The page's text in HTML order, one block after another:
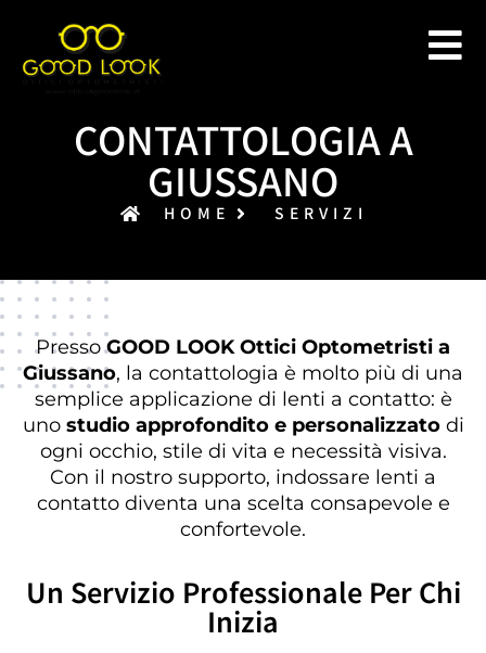
CONTATTOLOGIA A
GIUSSANO
HOME SERVIZI
PressoGOOD LOOK Ottici Optometristi a
Giussano, la contattologia è molto più di una
semplice applicazione di lenti a contatto: è
uno studio approfondito e personalizzatodi
ogni occhio, stile di vita e necessità visiva.
Con il nostro supporto, indossare lenti a
contatto diventa una scelta consapevole e
confortevole.
Un Servizio Professionale Per Chi
Inizia